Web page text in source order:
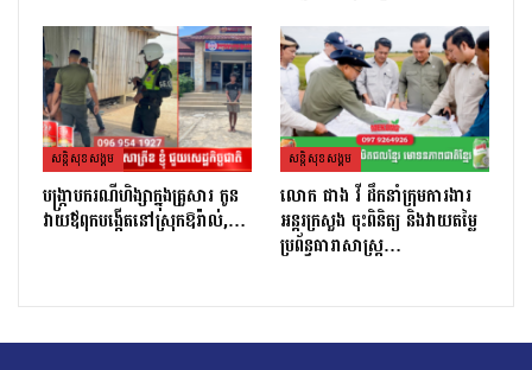
សន្តិសុខសង្គម
បង្ក្រាបករណីហិង្សាក្នុងគ្រួសារ កូន
វាយឪពុកបង្កើតនៅស្រុកឱរ៉ាល់,…
សន្តិសុខសង្គម
លោក ផាង វី ដឹកនាំក្រុមការងារ
អន្តរក្រសួង ចុះពិនិត្យ និងវាយតម្លៃ
ប្រព័ន្ធធារាសាស្ត្រ…